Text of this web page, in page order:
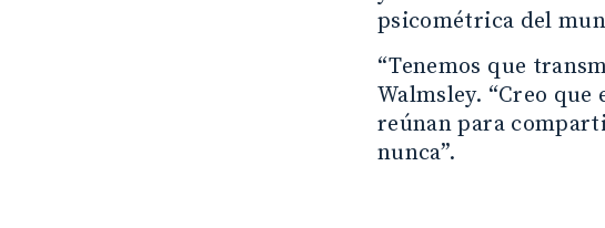
psicométrica del
“Tenemos que
Walmsley. “Creo
reúnan para
nunca”.